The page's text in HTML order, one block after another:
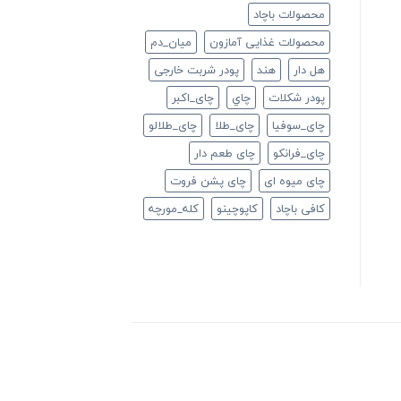
محصولات باچاد
محصولات غذایی آمازون
ميان_دم
هل دار
هند
پودر شربت خارجی
پودر شکلات
چاي
چای_اکبر
چای_سوفیا
چای_طلا
چای_طلالو
چای_فرانكو
چای طعم دار
چای میوه ای
چای پشن فروت
کافی باچاد
کاپوچینو کله_مورچه